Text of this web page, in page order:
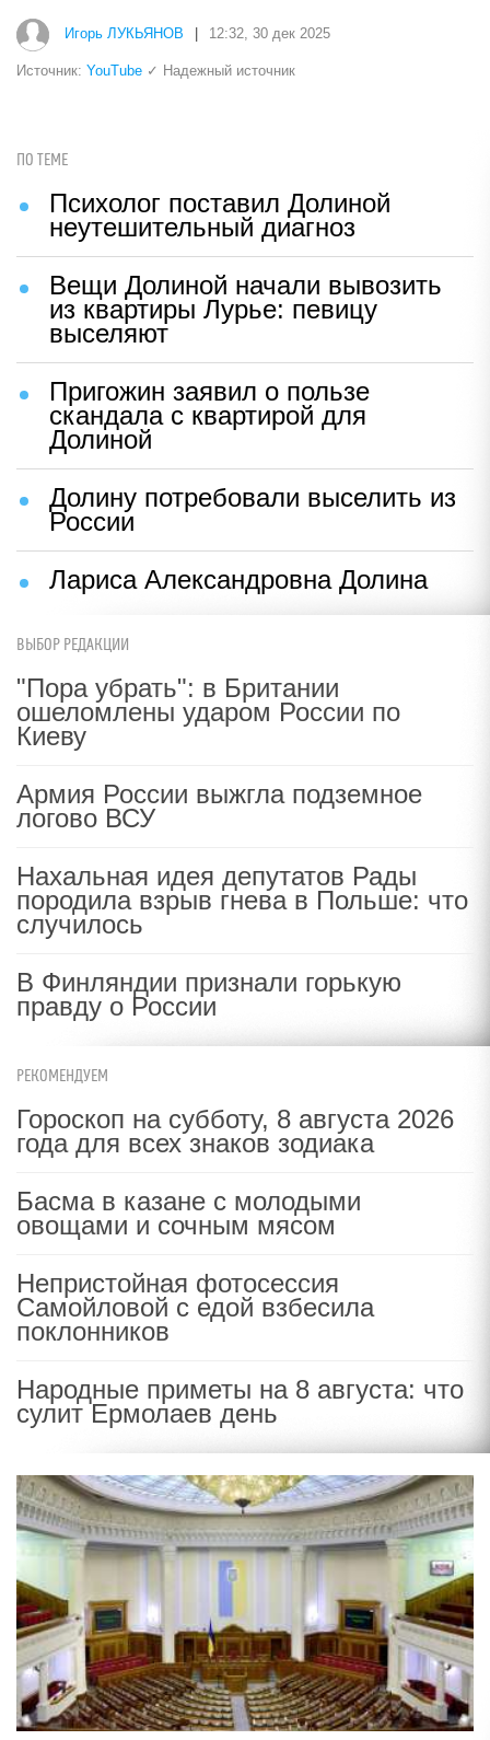
Игорь ЛУКЬЯНОВ 12:32, 30 дек 2025
Источник: YouTube ✓ Надежный источник
ПО ТЕМЕ
Психолог поставил Долиной
неутешительный диагноз
Вещи Долиной начали вывозить
из квартиры Лурье: певицу
выселяют
Пригожин заявил о пользе
скандала с квартирой для
Долиной
Долину потребовали выселить из
России
Лариса Александровна Долина
ВЫБОР РЕДАКЦИИ
"Пора убрать": в Британии
ошеломлены ударом России по
Киеву
Армия России выжгла подземное
логово ВСУ
Нахальная идея депутатов Рады
породила взрыв гнева в Польше: что
случилось
В Финляндии признали горькую
правду о России
РЕКОМЕНДУЕМ
Гороскоп на субботу, 8 августа 2026
года для всех знаков зодиака
Басма в казане с молодыми
овощами и сочным мясом
Непристойная фотосессия
Самойловой с едой взбесила
поклонников
Народные приметы на 8 августа: что
сулит Ермолаев день